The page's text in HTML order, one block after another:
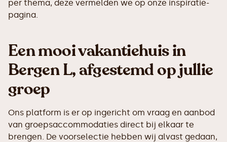
per thema, deze vermelden we op onze inspiratie-
pagina.
Een mooi vakantiehuis in
Bergen L, afgestemd op jullie
groep
Ons platform is er op ingericht om vraag en aanbod
van groepsaccommodaties direct bij elkaar te
brengen. De voorselectie hebben wij alvast gedaan,